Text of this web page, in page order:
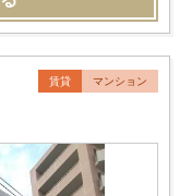
賃貸 マンション